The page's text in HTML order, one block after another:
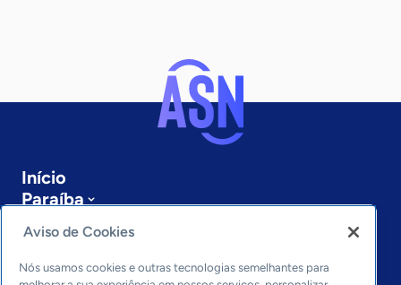
Início
Paraíba
Sobre a ASN
Últimas notícias
Entre em contato
Aviso de Cookies
Nós usamos cookies e outras tecnologias semelhantes para